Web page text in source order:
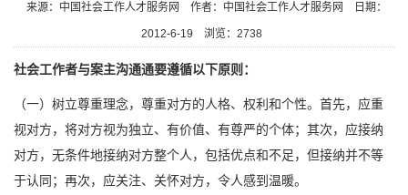
来源：中国社会工作人才服务网 作者：中国社会工作人才服务网 日期：
2012-6-19 浏览： 2738
社会工作者与案主沟通通要遵循以下原则：
（一）树立尊重理念，尊重对方的人格、权利和个性。首先，应重
视对方，将对方视为独立、有价值、有尊严的个体；其次，应接纳
对方，无条件地接纳对方整个人，包括优点和不足，但接纳并不等
于认同；再次，应关注、关怀对方，令人感到温暖。